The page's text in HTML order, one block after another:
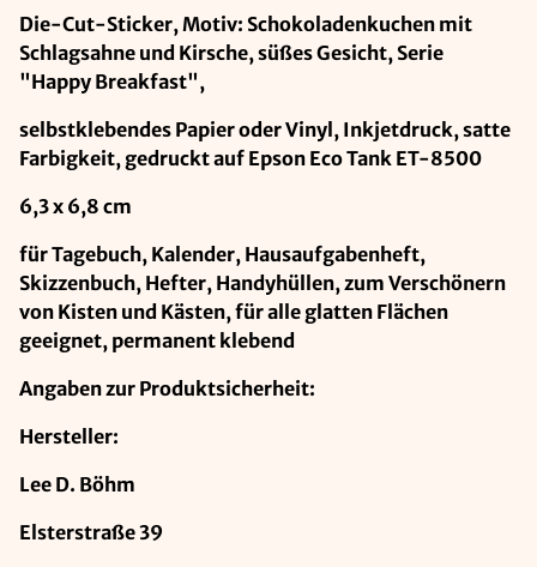
Die-Cut-Sticker, Motiv: Schokoladenkuchen mit
Schlagsahne und Kirsche, süßes Gesicht, Serie
"Happy Breakfast",
selbstklebendes Papier oder Vinyl, Inkjetdruck, satte
Farbigkeit, gedruckt auf Epson Eco Tank ET-8500
6,3 x 6,8 cm
für Tagebuch, Kalender, Hausaufgabenheft,
Skizzenbuch, Hefter, Handyhüllen, zum Verschönern
von Kisten und Kästen, für alle glatten Flächen
geeignet, permanent klebend
Angaben zur Produktsicherheit:
Hersteller:
Lee D. Böhm
Elsterstraße 39